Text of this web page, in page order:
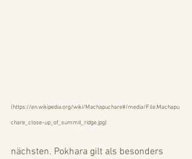
(https://en.wikipedia.org/wiki/Machapuchare#/media/File:Machapu
chare_close-up_of_summit_ridge.jpg)
nächsten. Pokhara gilt als besonders